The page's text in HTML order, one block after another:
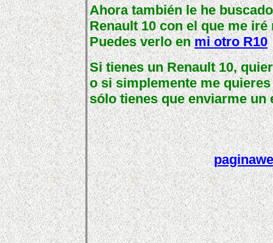
Ahora también le he
Renault 10 con el que me
Puedes verlo enmi otro R10
Si tienes un Renault 10,
o si simplemente me
sólo tienes que enviarme un